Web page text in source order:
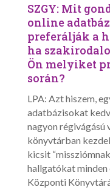
SZGY: Mit
online
preferálják a
ha
Ön melyiket
során?
LPA: Azt hiszem,
adatbázisokat
nagyon régivágású
könyvtárban
kicsit
hallgatókat minden
Központi